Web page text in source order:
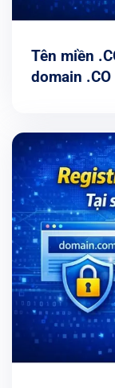
Tên miền
domain